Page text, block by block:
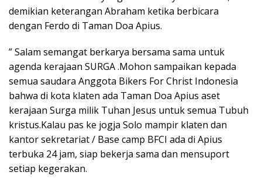
demikian keterangan Abraham ketika berbicara
dengan Ferdo di Taman Doa Apius.
” Salam semangat berkarya bersama sama untuk
agenda kerajaan SURGA .Mohon sampaikan kepada
semua saudara Anggota Bikers For Christ Indonesia
bahwa di kota klaten ada Taman Doa Apius aset
kerajaan Surga milik Tuhan Jesus untuk semua Tubuh
kristus.Kalau pas ke jogja Solo mampir klaten dan
kantor sekretariat / Base camp BFCI ada di Apius
terbuka 24 jam, siap bekerja sama dan mensuport
setiap kegerakan.